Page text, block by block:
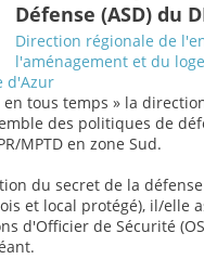
Défense (ASD) du
Direction régionale de
l'aménagement et du
d'Azur
en tous temps » la
des politiques de
MPTD en zone Sud.
du secret de la
et local protégé), il/elle
d'Officier de Sécurité